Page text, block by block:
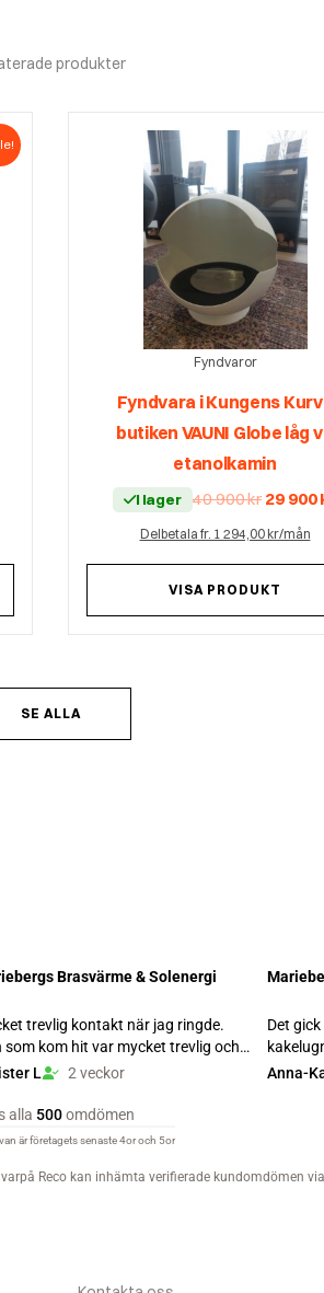
produkter
kr.
Fyndvaror
Fyndvara i Kungens
butiken VAUNI Globe låg
etanolkamin
I lager 40 900kr Det
priset
var:
900 kr.
29 900
Delbetala fr. 1 294,00 kr/mån
VISA PRODUKT
SE ALLA